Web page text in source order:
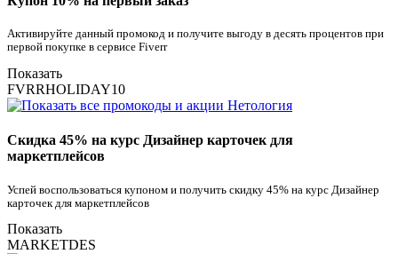
Активируйте данный промокод и получите выгоду в десять процентов при
первой покупке в сервисе Fiverr
Показать
FVRRHOLIDAY10
Скидка 45% на курс Дизайнер карточек для
маркетплейсов
Успей воспользоваться купоном и получить скидку 45% на курс Дизайнер
карточек для маркетплейсов
Показать
MARKETDES